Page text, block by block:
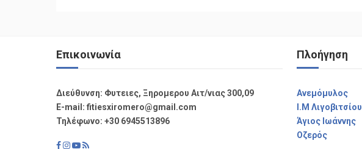
Επικοινωνία
Διεύθυνση: Φυτειες, Ξηρομερου Αιτ/νιας 300,09
Ε-mail: fitiesxiromero@gmail.com
Τηλέφωνο: +30 6945513896
Πλοήγηση
Aνεμόμυλος
I.M Λιγοβιτσίου
Άγιος Ιωάννης
Οζερός